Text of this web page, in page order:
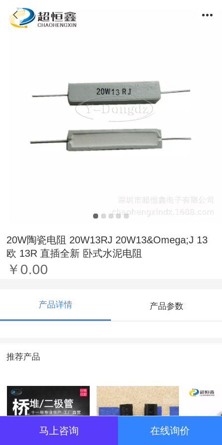
20W陶瓷电阻 20W13RJ 20W13&Omega;J 13
欧 13R 直插全新 卧式水泥电阻
￥0.00
产品详情 产品参数
推荐产品
马上咨询 在线询价